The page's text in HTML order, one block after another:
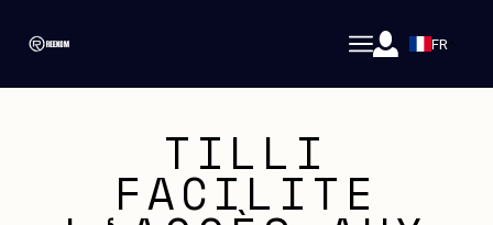
FR
TILLI
FACILITE